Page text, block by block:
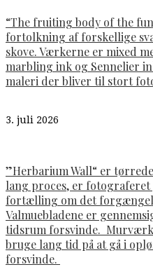
“The fruiting body of the
fortolkning af forskellige
skove. Værkerne er mixed
marbling ink og Sennelier
maleri der bliver til stort
3. juli 2026
”Herbarium Wall“ er
lang proces, er fotograferet
fortælling om det
Valmuebladene er
tidsrum forsvinde.
bruge lang tid på at gå i
forsvinde.